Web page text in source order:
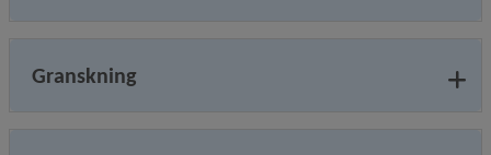
Granskning